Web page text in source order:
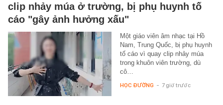
clip nhảy múa ở trường, bị phụ huynh tố
cáo "gây ảnh hưởng xấu"
Một giáo viên âm nhạc tại Hồ
Nam, Trung Quốc, bị phụ huynh
tố cáo vì quay clip nhảy múa
trong khuôn viên trường, dù
cô…
HỌC ĐƯỜNG - 7 giờ trước